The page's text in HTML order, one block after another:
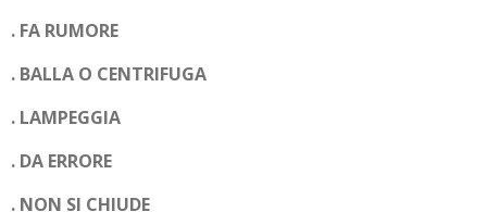
. FA RUMORE
. BALLA O CENTRIFUGA
. LAMPEGGIA
. DA ERRORE
. NON SI CHIUDE